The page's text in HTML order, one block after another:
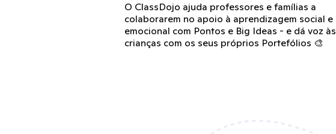
O ClassDojo ajuda professores e famílias a
colaborarem no apoio à aprendizagem social e
emocional com Pontos e Big Ideas - e dá voz às
crianças com os seus próprios Portefólios 🎨